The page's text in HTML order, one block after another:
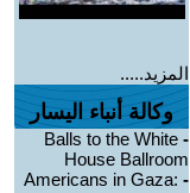
المزيد.....
وكالة أنباء اليسار
-
Balls to the White
House Ballroom
-
Americans in Gaza: